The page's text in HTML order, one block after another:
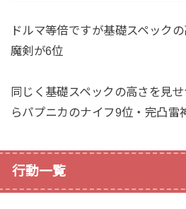
ドルマ等倍ですが基礎スペック
魔剣が6位
同じく基礎スペックの高さを見
らパプニカのナイフ9位・完凸雷
行動一覧